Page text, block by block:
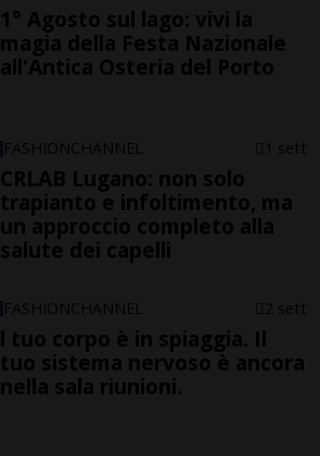
1° Agosto sul lago: vivi la
magia della Festa Nazionale
all'Antica Osteria del Porto
FASHIONCHANNEL 1 sett
CRLAB Lugano: non solo
trapianto e infoltimento, ma
un approccio completo alla
salute dei capelli
FASHIONCHANNEL 2 sett
l tuo corpo è in spiaggia. Il
tuo sistema nervoso è ancora
nella sala riunioni.